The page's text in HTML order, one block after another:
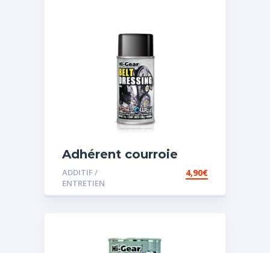
Adhérent courroie
ADDITIF /
ENTRETIEN
4,90€